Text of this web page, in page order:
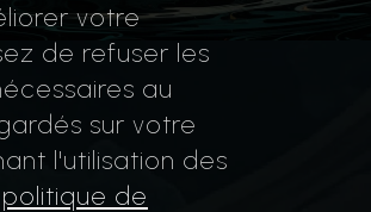
votre
de refuser les
au
sur votre
l'utilisation des
politique de